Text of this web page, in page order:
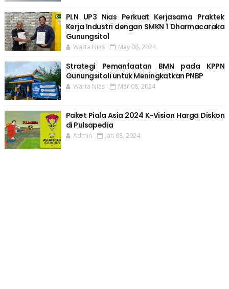
PLN UP3 Nias Perkuat Kerjasama Praktek
Kerja Industri dengan SMKN 1 Dharmacaraka
Gunungsitol
Warta Nias May 08, 2024
Strategi Pemanfaatan BMN pada KPPN
Gunungsitoli untuk Meningkatkan PNBP
Warta Nias Mar 08, 2024
Paket Piala Asia 2024 K-Vision Harga Diskon
di Pulsapedia
Admin Jan 08, 2024